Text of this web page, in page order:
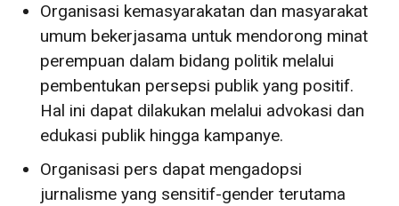
Organisasi kemasyarakatan dan masyarakat
umum bekerjasama untuk mendorong minat
perempuan dalam bidang politik melalui
pembentukan persepsi publik yang positif.
Hal ini dapat dilakukan melalui advokasi dan
edukasi publik hingga kampanye.
Organisasi pers dapat mengadopsi
jurnalisme yang sensitif-gender terutama